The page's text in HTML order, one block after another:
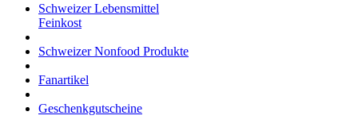
Schweizer Lebensmittel
Feinkost
Schweizer Nonfood Produkte
Fanartikel
Geschenkgutscheine